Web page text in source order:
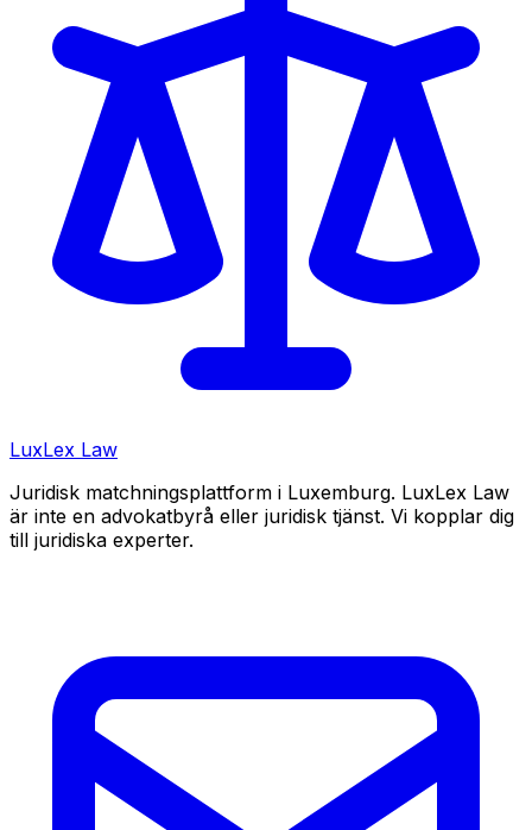
LuxLex Law
Juridisk matchningsplattform i Luxemburg. LuxLex Law
är inte en advokatbyrå eller juridisk tjänst. Vi kopplar dig
till juridiska experter.